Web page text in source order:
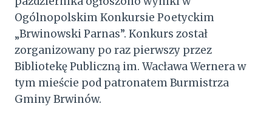
Ogólnopolskim Konkursie Poetyckim
„Brwinowski Parnas”. Konkurs został
zorganizowany po raz pierwszy przez
Bibliotekę Publiczną im. Wacława Wernera w
tym mieście pod patronatem Burmistrza
Gminy Brwinów.